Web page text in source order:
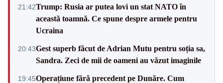
21:42Trump: Rusia ar putea lovi un stat NATO în
această toamnă. Ce spune despre armele pentru
Ucraina
20:43Gest superb făcut de Adrian Mutu pentru soția sa,
Sandra. Zeci de mii de oameni au văzut imaginile
19:45Operațiune fără precedent pe Dunăre. Cum